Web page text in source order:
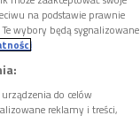
na podstawie prawnie
wybory będą sygnalizowane
do celów
reklamy i treści,